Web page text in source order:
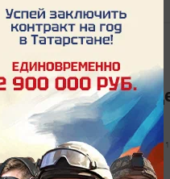
күппрофильле
узды
- 11:07